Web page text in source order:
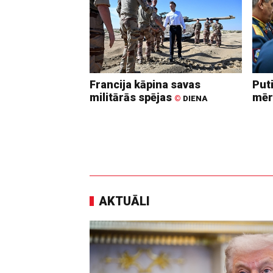
Francija kāpina savas
militārās spējas © DIENA
AKTUĀLI